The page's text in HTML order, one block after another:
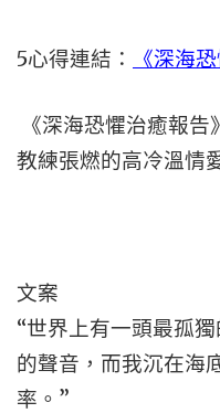
5心得連結： 《深海
《深海恐懼治癒報
教練張燃的高冷溫情
文案
“世界上有一頭最孤
的聲音，而我沉在海
率。”